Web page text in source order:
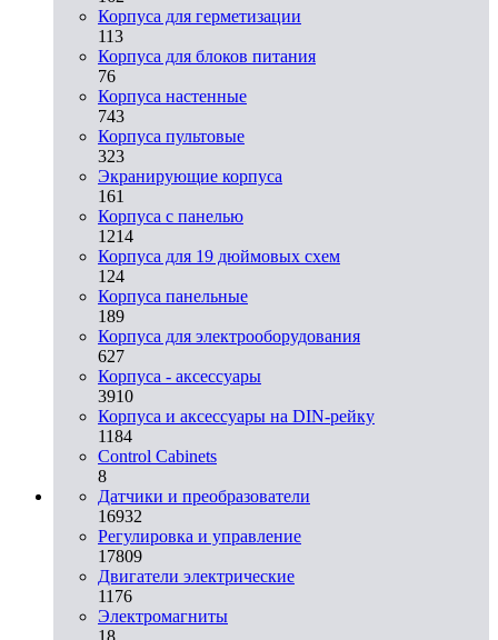
Корпуса для герметизации
113
Корпуса для блоков питания
76
Корпуса настенные
743
Корпуса пультовые
323
Экранирующие корпуса
161
Корпуса с панелью
1214
Корпуса для 19 дюймовых схем
124
Корпуса панельные
189
Корпуса для электрооборудования
627
Корпуса - аксессуары
3910
Корпуса и аксессуары на DIN-рейку
1184
Control Cabinets
8
Датчики и преобразователи
16932
Регулировка и управление
17809
Двигатели электрические
1176
Электромагниты
18